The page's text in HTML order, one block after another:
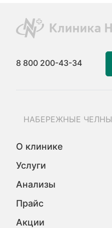
8 800 200-43-34
НАБЕРЕЖНЫЕ ЧЕЛНЫ
О клинике
Услуги
Анализы
Прайс
Акции